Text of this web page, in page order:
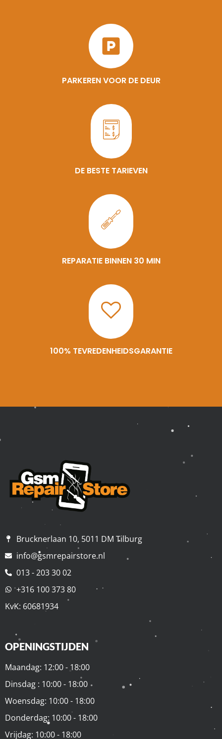
PARKEREN VOOR DE DEUR
DE BESTE TARIEVEN
REPARATIE BINNEN 30 MIN
100% TEVREDENHEIDSGARANTIE
Brucknerlaan 10, 5011 DM Tilburg
info@gsmrepairstore.nl
013 - 203 30 02
+316 100 373 80
KvK: 60681934
OPENINGSTIJDEN
Maandag: 12:00 - 18:00
Dinsdag : 10:00 - 18:00
Woensdag: 10:00 - 18:00
Donderdag: 10:00 - 18:00
Vrijdag: 10:00 - 18:00